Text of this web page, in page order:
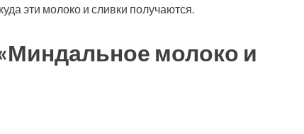
эти молоко и сливки получаются.
молоко и